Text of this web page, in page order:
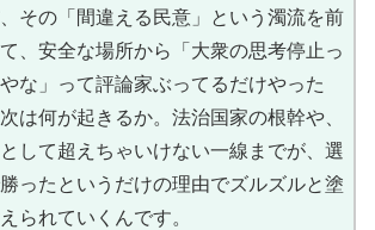
その「間違える民意」という濁流を前
、安全な場所から「大衆の思考停止っ
な」って評論家ぶってるだけやった
は何が起きるか。法治国家の根幹や、
として超えちゃいけない一線までが、選
ったというだけの理由でズルズルと塗
られていくんです。